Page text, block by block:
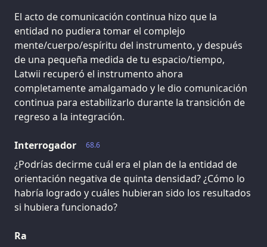
El acto de comunicación continua hizo que la
entidad no pudiera tomar el complejo
mente/cuerpo/espíritu del instrumento, y después
de una pequeña medida de tu espacio/tiempo,
Latwii recuperó el instrumento ahora
completamente amalgamado y le dio comunicación
continua para estabilizarlo durante la transición de
regreso a la integración.
68.6
Interrogador
¿Podrías decirme cuál era el plan de la entidad de
orientación negativa de quinta densidad? ¿Cómo lo
habría logrado y cuáles hubieran sido los resultados
si hubiera funcionado?
Ra